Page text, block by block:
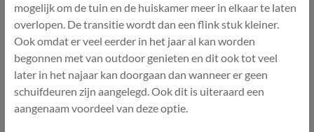
mogelijk om de tuin en de huiskamer meer in elkaar te laten
overlopen. De transitie wordt dan een flink stuk kleiner.
Ook omdat er veel eerder in het jaar al kan worden
begonnen met van outdoor genieten en dit ook tot veel
later in het najaar kan doorgaan dan wanneer er geen
schuifdeuren zijn aangelegd. Ook dit is uiteraard een
aangenaam voordeel van deze optie.